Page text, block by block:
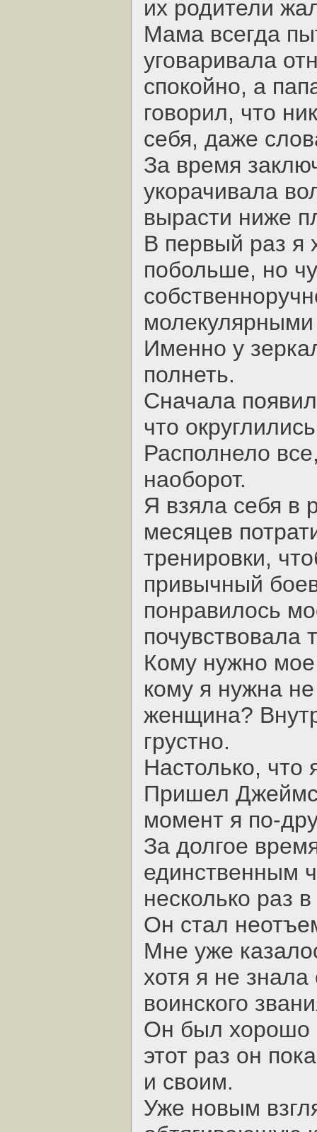
их родители
Мама всегда
уговаривала
спокойно, а
говорил, что
себя, даже
За время
укорачивала
вырасти ниже
В первый раз я
побольше, но
Именно у
полнеть.
Сначала
что
Располнело
наоборот.
Я взяла себя в
месяцев
тренировки,
привычный
понравилось
почувствовала
Кому нужно
кому я нужна
женщина?
грустно.
Настолько, что
Пришел
момент я по-
За долгое
единственным
несколько раз
Он стал
Мне уже
хотя я не
воинского
Он был хорошо
этот раз он
и своим.
Уже новым